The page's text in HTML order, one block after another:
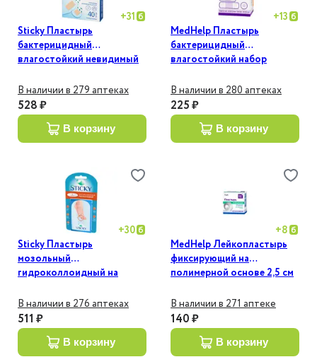
+31
Sticky Пластырь
бактерицидный
влагостойкий невидимый
В наличии в 279 аптеках
528 ₽
в корзину
+13
MedHelp Пластырь
бактерицидный
влагостойкий набор
В наличии в 280 аптеках
225 ₽
в корзину
+30
Sticky Пластырь
мозольный
гидроколлоидный на
В наличии в 276 аптеках
511 ₽
в корзину
+8
MedHelp Лейкопластырь
фиксирующий на
полимерной основе 2,5 см
В наличии в 271 аптеке
140 ₽
в корзину